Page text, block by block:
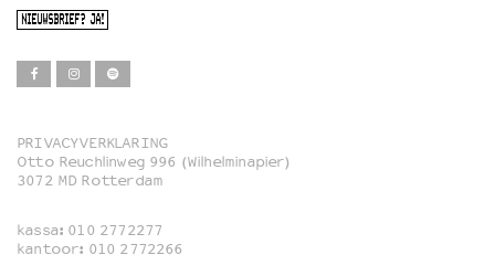
NIEUWSBRIEF? JA!
Film
Familie
PRIVACYVERKLARING
Otto Reuchlinweg 996 (Wilhelminapier)
3072 MD Rotterdam
kassa: 010 2772277
kantoor: 010 2772266